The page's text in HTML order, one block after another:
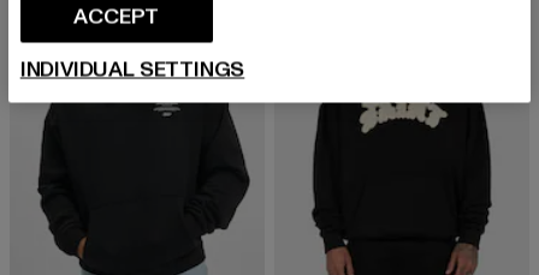
ACCEPT
INDIVIDUAL SETTINGS